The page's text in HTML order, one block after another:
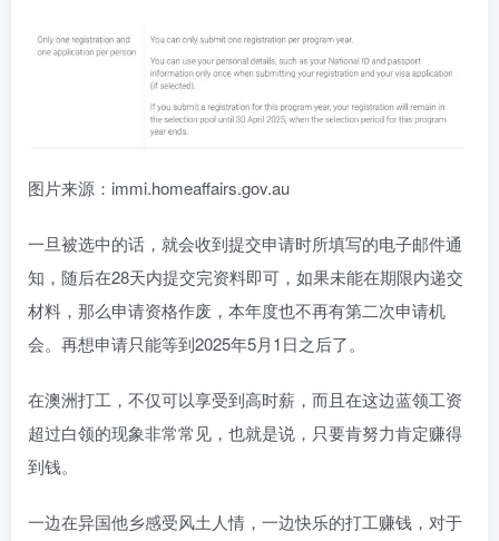
图片来源：immi.homeaffairs.gov.au
一旦被选中的话，就会收到提交申请时所填写的电子邮件通
知，随后在28天内提交完资料即可，如果未能在期限内递交
材料，那么申请资格作废，本年度也不再有第二次申请机
会。再想申请只能等到2025年5月1日之后了。
在澳洲打工，不仅可以享受到高时薪，而且在这边蓝领工资
超过白领的现象非常常见，也就是说，只要肯努力肯定赚得
到钱。
一边在异国他乡感受风土人情，一边快乐的打工赚钱，对于